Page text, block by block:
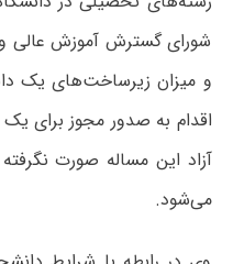
شورای گسترش آموزش عالی
و میزان زیرساخت‌های یک
اقدام به صدور مجوز برای
آزاد این مساله صورت
می‌شود.